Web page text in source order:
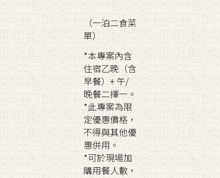
（一泊二食菜
單）
*本專案內含
住宿乙晚（含
早餐）+ 午/
晚餐二擇一。
*此專案為限
定優惠價格，
不得與其他優
惠併用。
*可於現場加
購用餐人數，